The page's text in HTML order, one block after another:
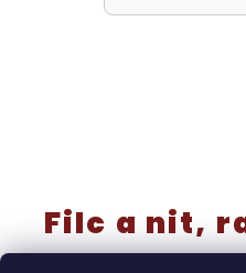
Filc a nit,